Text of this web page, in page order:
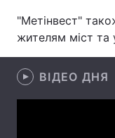
Здоров'я
Цікавинки
Екологія
"Метінвест"
жителям міст та
ВІДЕО ДНЯ